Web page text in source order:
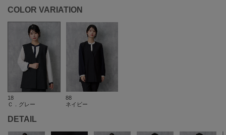
COLOR VARIATION
18
Ｃ．グレー
88
ネイビー
DETAIL